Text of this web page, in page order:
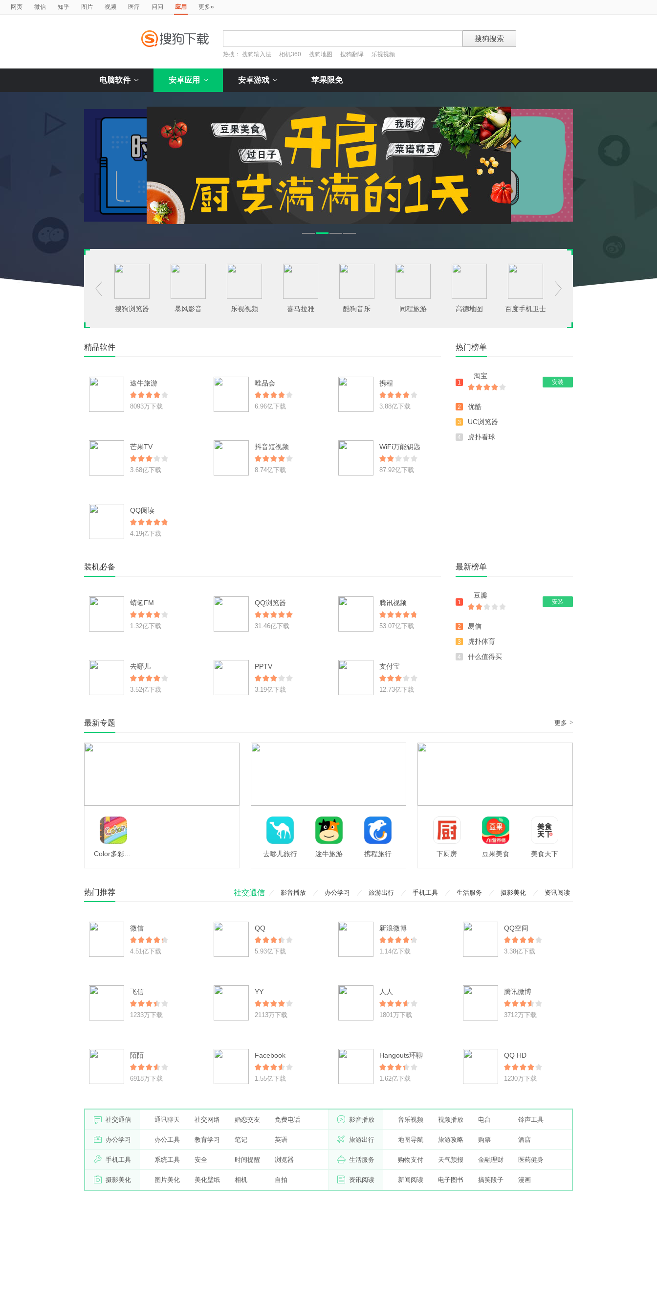
网页 微信 知乎 图片 视频 医疗 问问 应用 更多»
热搜： 搜狗输入法 相机360 搜狗地图 搜狗翻译 乐视视频
电脑软件 安卓应用 安卓游戏 苹果限免
搜狗浏览器 暴风影音 乐视视频 喜马拉雅 酷狗音乐 同程旅游 高德地图 百度手机卫士
 
精品软件
途牛旅游
8093万下载
唯品会
6.96亿下载
携程
3.88亿下载
芒果TV
3.68亿下载
抖音短视频
8.74亿下载
WiFi万能钥匙
87.92亿下载
QQ阅读
4.19亿下载
热门榜单
1
淘宝
安装
2 优酷
3 UC浏览器
4 虎扑看球
装机必备
蜻蜓FM
1.32亿下载
QQ浏览器
31.46亿下载
腾讯视频
53.07亿下载
去哪儿
3.52亿下载
PPTV
3.19亿下载
支付宝
12.73亿下载
最新榜单
1
豆瓣
安装
2 易信
3 虎扑体育
4 什么值得买
最新专题 更多 >
去哪儿旅行 途牛旅游 携程旅行 下厨房 豆果美食 美食天下
热门推荐 社交通信 影音播放 办公学习 旅游出行 手机工具 生活服务 摄影美化 资讯阅读
微信
4.51亿下载
QQ
5.93亿下载
新浪微博
1.14亿下载
QQ空间
3.38亿下载
飞信
1233万下载
YY
2113万下载
人人
1801万下载
腾讯微博
3712万下载
陌陌
6918万下载
Facebook
1.55亿下载
Hangouts环聊
1.62亿下载
QQ HD
1230万下载
社交通信 通讯聊天 社交网络 婚恋交友 免费电话 影音播放 音乐视频 视频播放 电台 铃声工具
办公学习 办公工具 教育学习 笔记 英语 旅游出行 地图导航 旅游攻略 购票 酒店
手机工具 系统工具 安全 时间提醒 浏览器 生活服务 购物支付 天气预报 金融理财 医药健身
摄影美化 图片美化 美化壁纸 相机 自拍 资讯阅读 新闻阅读 电子图书 搞笑段子 漫画